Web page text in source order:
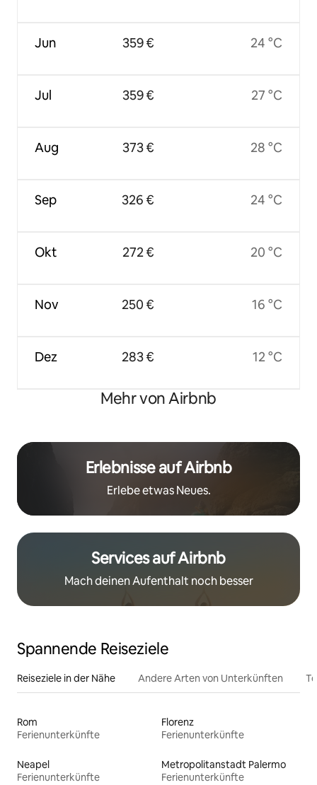
Jun
Jul
Aug
Sep
Okt
Nov
Dez
359 €
359 €
373 €
326 €
272 €
250 €
283 €
24 °C
27 °C
28 °C
24 °C
20 °C
16 °C
12 °C
Mehr von Airbnb
Erlebnisse auf Airbnb
Erlebe etwas Neues.
Services auf Airbnb
Mach deinen Aufenthalt noch besser
Spannende Reiseziele
Reiseziele in der Nähe Andere Arten von Unterkünften
Rom
Ferienunterkünfte
Florenz
Ferienunterkünfte
Neapel
Ferienunterkünfte
Metropolitanstadt Palermo
Ferienunterkünfte